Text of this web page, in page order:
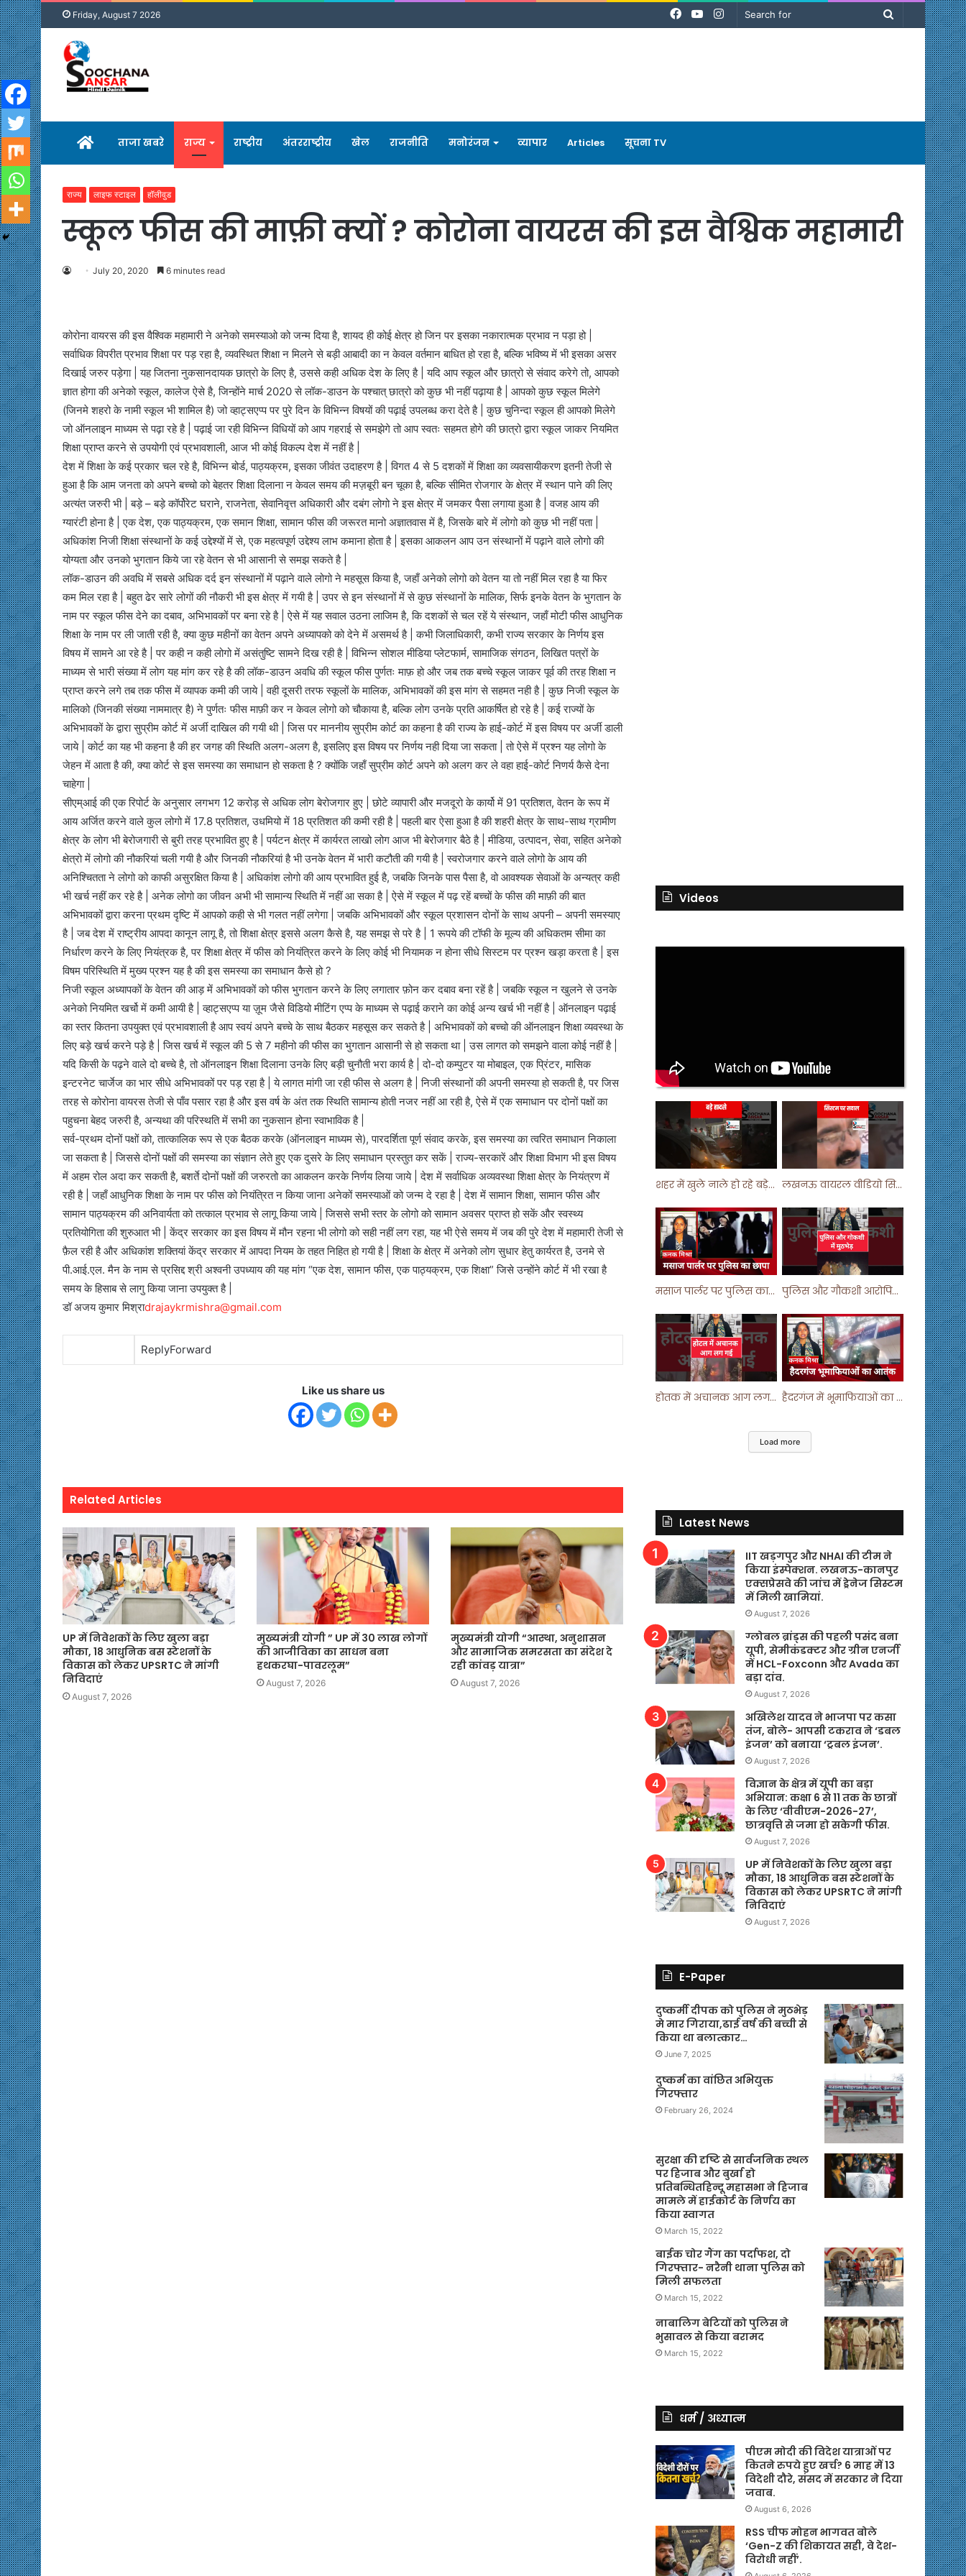
Friday, August 7 2026
Search
Instagram
YouTube
Facebook
होम ताजा खबरे राज्य राष्ट्रीय अंतरराष्ट्रीय खेल राजनीति मनोरंजन व्यापार Articles सूचना TV
राज्य लाइफ स्टाइल हॉलीवुड
स्कूल फीस की माफ़ी क्यों ? कोरोना वायरस की इस वैश्विक महामारी
July 20, 2020 6 minutes read
कोरोना वायरस की इस वैश्विक महामारी ने अनेको समस्याओ को जन्म दिया है, शायद ही कोई क्षेत्र हो जिन पर इसका नकारात्मक प्रभाव न पड़ा हो |
सर्वाधिक विपरीत प्रभाव शिक्षा पर पड़ रहा है, व्यवस्थित शिक्षा न मिलने से बड़ी आबादी का न केवल वर्तमान बाधित हो रहा है, बल्कि भविष्य में भी इसका असर
दिखाई जरुर पड़ेगा | यह जितना नुकसानदायक छात्रो के लिए है, उससे कही अधिक देश के लिए है | यदि आप स्कूल और छात्रो से संवाद करेगे तो, आपको
ज्ञात होगा की अनेको स्कूल, कालेज ऐसे है, जिन्होंने मार्च 2020 से लॉक-डाउन के पश्चात् छात्रो को कुछ भी नहीं पढ़ाया है | आपको कुछ स्कूल मिलेगे
(जिनमे शहरो के नामी स्कूल भी शामिल है) जो व्हाट्सएप्प पर पुरे दिन के विभिन्न विषयों की पढ़ाई उपलब्ध करा देते है | कुछ चुनिन्दा स्कूल ही आपको मिलेगे
जो ऑनलाइन माध्यम से पढ़ा रहे है | पढ़ाई जा रही विभिन्न विधियों को आप गहराई से समझेगे तो आप स्वतः सहमत होगे की छात्रो द्वारा स्कूल जाकर नियमित
शिक्षा प्राप्त करने से उपयोगी एवं प्रभावशाली, आज भी कोई विकल्प देश में नहीं है |
देश में शिक्षा के कई प्रकार चल रहे है, विभिन्न बोर्ड, पाठ्यक्रम, इसका जीवंत उदाहरण है | विगत 4 से 5 दशकों में शिक्षा का व्यवसायीकरण इतनी तेजी से
हुआ है कि आम जनता को अपने बच्चो को बेहतर शिक्षा दिलाना न केवल समय की मज़बूरी बन चूका है, बल्कि सीमित रोजगार के क्षेत्र में स्थान पाने की लिए
अत्यंत जरुरी भी | बड़े – बड़े कॉर्पोरेट घराने, राजनेता, सेवानिवृत्त अधिकारी और दबंग लोगो ने इस क्षेत्र में जमकर पैसा लगाया हुआ है | वजह आय की
ग्यारंटी होना है | एक देश, एक पाठ्यक्रम, एक समान शिक्षा, सामान फीस की जरूरत मानो अज्ञातवास में है, जिसके बारे में लोगो को कुछ भी नहीं पता |
अधिकांश निजी शिक्षा संस्थानों के कई उद्देश्यों में से, एक महत्वपूर्ण उद्देश्य लाभ कमाना होता है | इसका आकलन आप उन संस्थानों में पढ़ाने वाले लोगो की
योग्यता और उनको भुगतान किये जा रहे वेतन से भी आसानी से समझ सकते है |
लॉक-डाउन की अवधि में सबसे अधिक दर्द इन संस्थानों में पढ़ाने वाले लोगो ने महसूस किया है, जहाँ अनेको लोगो को वेतन या तो नहीं मिल रहा है या फिर
कम मिल रहा है | बहुत ढेर सारे लोगों की नौकरी भी इस क्षेत्र में गयी है | उपर से इन संस्थानों में से कुछ संस्थानों के मालिक, सिर्फ इनके वेतन के भुगतान के
नाम पर स्कूल फीस देने का दबाव, अभिभावकों पर बना रहे है | ऐसे में यह सवाल उठना लाजिम है, कि दशकों से चल रहें ये संस्थान, जहाँ मोटी फीस आधुनिक
शिक्षा के नाम पर ली जाती रही है, क्या कुछ महीनों का वेतन अपने अध्यापको को देने में असमर्थ है | कभी जिलाधिकारी, कभी राज्य सरकार के निर्णय इस
विषय में सामने आ रहे है | पर कही न कही लोगो में असंतुष्टि सामने दिख रही है | विभिन्न सोशल मीडिया प्लेटफार्म, सामाजिक संगठन, लिखित पत्रों के
माध्यम से भारी संख्या में लोग यह मांग कर रहे है की लॉक-डाउन अवधि की स्कूल फीस पुर्णतः माफ़ हो और जब तक बच्चे स्कूल जाकर पूर्व की तरह शिक्षा न
प्राप्त करने लगे तब तक फीस में व्यापक कमी की जाये | वही दूसरी तरफ स्कूलों के मालिक, अभिभावकों की इस मांग से सहमत नही है | कुछ निजी स्कूल के
मालिको (जिनकी संख्या नाममात्र है) ने पुर्णतः फीस माफ़ी कर न केवल लोगो को चौकाया है, बल्कि लोग उनके प्रति आकर्षित हो रहे है | कई राज्यों के
अभिभावकों के द्वारा सुप्रीम कोर्ट में अर्जी दाखिल की गयी थी | जिस पर माननीय सुप्रीम कोर्ट का कहना है की राज्य के हाई-कोर्ट में इस विषय पर अर्जी डाली
जाये | कोर्ट का यह भी कहना है की हर जगह की स्थिति अलग-अलग है, इसलिए इस विषय पर निर्णय नही दिया जा सकता | तो ऐसे में प्रश्न यह लोगो के
जेहन में आता है की, क्या कोर्ट से इस समस्या का समाधान हो सकता है ? क्योंकि जहाँ सुप्रीम कोर्ट अपने को अलग कर ले वहा हाई-कोर्ट निणर्य कैसे देना
चाहेगा |
सीएम्आई की एक रिपोर्ट के अनुसार लगभग 12 करोड़ से अधिक लोग बेरोजगार हुए | छोटे व्यापारी और मजदूरो के कार्यो में 91 प्रतिशत, वेतन के रूप में
आय अर्जित करने वाले कुल लोगो में 17.8 प्रतिशत, उधमियो में 18 प्रतिशत की कमी रही है | पहली बार ऐसा हुआ है की शहरी क्षेत्र के साथ-साथ ग्रामीण
क्षेत्र के लोग भी बेरोजगारी से बुरी तरह प्रभावित हुए है | पर्यटन क्षेत्र में कार्यरत लाखो लोग आज भी बेरोजगार बैठे है | मीडिया, उत्पादन, सेवा, सहित अनेको
क्षेत्रो में लोगो की नौकरियां चली गयी है और जिनकी नौकरियां है भी उनके वेतन में भारी कटौती की गयी है | स्वरोजगार करने वाले लोगो के आय की
अनिश्चितता ने लोगो को काफी असुरक्षित किया है | अधिकांश लोगो की आय प्रभावित हुई है, जबकि जिनके पास पैसा है, वो आवश्यक सेवाओं के अन्यत्र कही
भी खर्च नहीं कर रहे है | अनेक लोगो का जीवन अभी भी सामान्य स्थिति में नहीं आ सका है | ऐसे में स्कूल में पढ़ रहें बच्चों के फीस की माफ़ी की बात
अभिभावकों द्वारा करना प्रथम दृष्टि में आपको कही से भी गलत नहीं लगेगा | जबकि अभिभावकों और स्कूल प्रशासन दोनों के साथ अपनी – अपनी समस्याए
है | जब देश में राष्ट्रीय आपदा कानून लागू है, तो शिक्षा क्षेत्र इससे अलग कैसे है, यह समझ से परे है | 1 रूपये की टॉफी के मूल्य की अधिकतम सीमा का
निर्धारण करने के लिए नियंत्रक है, पर शिक्षा क्षेत्र में फीस को नियंत्रित करने के लिए कोई भी नियामक न होना सीधे सिस्टम पर प्रश्न खड़ा करता है | इस
विषम परिस्थिति में मुख्य प्रश्न यह है की इस समस्या का समाधान कैसे हो ?
निजी स्कूल अध्यापकों के वेतन की आड़ में अभिभावकों को फीस भुगतान करने के लिए लगातार फ़ोन कर दबाव बना रहें है | जबकि स्कूल न खुलने से उनके
अनेको नियमित खर्चो में कमी आयी है | व्हाट्सएप्प या ज़ूम जैसे विडियो मीटिंग एप्प के माध्यम से पढ़ाई कराने का कोई अन्य खर्च भी नहीं है | ऑनलाइन पढ़ाई
का स्तर कितना उपयुक्त एवं प्रभावशाली है आप स्वयं अपने बच्चे के साथ बैठकर महसूस कर सकते है | अभिभावकों को बच्चो की ऑनलाइन शिक्षा व्यवस्था के
लिए बड़े खर्च करने पड़े है | जिस खर्च में स्कूल की 5 से 7 महीनो की फीस का भुगतान आसानी से हो सकता था | उस लागत को समझने वाला कोई नहीं है |
यदि किसी के पढ़ने वाले दो बच्चे है, तो ऑनलाइन शिक्षा दिलाना उनके लिए बड़ी चुनौती भरा कार्य है | दो-दो कम्पुटर या मोबाइल, एक प्रिंटर, मासिक
इन्टरनेट चार्जेज का भार सीधे अभिभावकों पर पड़ रहा है | ये लागत मांगी जा रही फीस से अलग है | निजी संस्थानों की अपनी समस्या हो सकती है, पर जिस
तरह से कोरोना वायरस तेजी से पाँव पसार रहा है और इस वर्ष के अंत तक स्थिति सामान्य होती नजर नहीं आ रही है, ऐसे में एक समाधान पर दोनों पक्षों का
पहुचना बेहद जरुरी है, अन्यथा की परिस्थति में सभी का नुकसान होना स्वाभाविक है |
सर्व-प्रथम दोनों पक्षों को, तात्कालिक रूप से एक बैठक करके (ऑनलाइन माध्यम से), पारदर्शिता पूर्ण संवाद करके, इस समस्या का त्वरित समाधान निकाला
जा सकता है | जिससे दोनों पक्षों की समस्या का संज्ञान लेते हुए एक दुसरे के लिए समाधान प्रस्तुत कर सकें | राज्य-सरकारें और शिक्षा विभाग भी इस विषय
में अहम रोल अदा कर सकती है, बशर्ते दोनों पक्षों की जरुरतो का आकलन करके निर्णय लिया जाये | देश में सर्वाधिक अव्यवस्था शिक्षा क्षेत्र के नियंत्रण में
रही है | जहाँ आधुनिक शिक्षा के नाम पर फीस को नियंत्रित न किया जाना अनेकों समस्याओं को जन्म दे रहा है | देश में सामान शिक्षा, सामान फीस और
सामान पाठ्यक्रम की अनिवार्यता को तत्काल प्रभाव से लागू किया जाये | जिससे सभी स्तर के लोगो को सामान अवसर प्राप्त हो सकें और स्वस्थ्य
प्रतियोगिता की शुरुआत भी | केंद्र सरकार का इस विषय में मौन रहना भी लोगो को सही नहीं लग रहा, यह भी ऐसे समय में जब की पुरे देश में महामारी तेजी से
फ़ैल रही है और अधिकांश शक्तियां केंद्र सरकार में आपदा नियम के तहत निहित हो गयी है | शिक्षा के क्षेत्र में अनेको लोग सुधार हेतु कार्यरत है, उनमे से
पी.आई.एल. मैन के नाम से प्रसिद्द श्री अश्वनी उपध्याय की यह मांग “एक देश, सामान फीस, एक पाठ्यक्रम, एक शिक्षा” जिसे उन्होंने कोर्ट में भी रखा है
समय के हिसाब से लागु किया जाना उपयुक्त है |
डॉ अजय कुमार मिश्राdrajaykrmishra@gmail.com
ReplyForward
Like us share us
Related Articles
UP में निवेशकों के लिए खुला बड़ा
मौका, 18 आधुनिक बस स्टेशनों के
विकास को लेकर UPSRTC ने मांगी
निविदाएं
August 7, 2026
मुख्यमंत्री योगी ” UP में 30 लाख लोगों
की आजीविका का साधन बना
हथकरघा-पावरलूम”
August 7, 2026
मुख्यमंत्री योगी “आस्था, अनुशासन
और सामाजिक समरसता का संदेश दे
रही कांवड़ यात्रा”
August 7, 2026
Videos
शहर में खुले नाले हो रहे बड़े हादसे ! #shortsvideo #shorts लखनऊ वायरल वीडियो सिस्टम पर सवाल ! #shorts #shortvideo
मसाज पार्लर पर पुलिस का छापा ! #viralvideo #trending #parlour पुलिस और गौकशी आरोपियों में मुठभेड़ ! #shortvideo #shorts #shortsfeed
होतक में अचानक आग लगने से मचा हड़कंप ! #shortsfeed #shorts #viralshorts हैदरगंज में भूमाफियाओं का आतंक ! #upnews #viral #viralvideo
Load more
Latest News
IIT खड़गपुर और NHAI की टीम ने
किया इंस्पेक्शन. लखनऊ-कानपुर
एक्सप्रेसवे की जांच में ड्रेनेज सिस्टम
में मिली खामियां.
August 7, 2026
ग्लोबल ब्रांड्स की पहली पसंद बना
यूपी, सेमीकंडक्टर और ग्रीन एनर्जी
में HCL-Foxconn और Avada का
बड़ा दांव.
August 7, 2026
अखिलेश यादव ने भाजपा पर कसा
तंज, बोले- आपसी टकराव ने ‘डबल
इंजन’ को बनाया ‘ट्रबल इंजन’.
August 7, 2026
विज्ञान के क्षेत्र में यूपी का बड़ा
अभियान: कक्षा 6 से 11 तक के छात्रों
के लिए ‘वीवीएम-2026-27’,
छात्रवृत्ति से जमा हो सकेगी फीस.
August 7, 2026
UP में निवेशकों के लिए खुला बड़ा
मौका, 18 आधुनिक बस स्टेशनों के
विकास को लेकर UPSRTC ने मांगी
निविदाएं
August 7, 2026
E-Paper
दुष्कर्मी दीपक को पुलिस ने मुठभेड़
मे मार गिराया,ढाई वर्ष की बच्ची से
किया था बलात्कार…
June 7, 2025
दुष्कर्म का वांछित अभियुक्त
गिरफ्तार
February 26, 2024
सुरक्षा की दृष्टि से सार्वजनिक स्थल
पर हिजाब और बुर्खा हो
प्रतिबन्धितहिन्दू महासभा ने हिजाब
मामले में हाईकोर्ट के निर्णय का
किया स्वागत
March 15, 2022
बाईक चोर गैंग का पर्दाफश, दो
गिरफ्तार- नरैनी थाना पुलिस को
मिली सफलता
March 15, 2022
नाबालिग बेटियों को पुलिस ने
भुसावल से किया बरामद
March 15, 2022
धर्म / अध्यात्म
पीएम मोदी की विदेश यात्राओं पर
कितने रुपये हुए खर्च? 6 माह में 13
विदेशी दौरे, संसद में सरकार ने दिया
जवाब.
August 6, 2026
RSS चीफ मोहन भागवत बोले
‘Gen-Z की शिकायत सही, वे देश-
विरोधी नहीं’.